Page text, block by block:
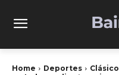
Home Deportes